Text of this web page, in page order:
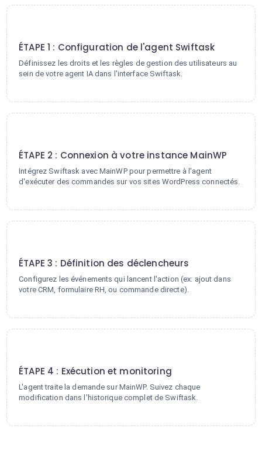
ÉTAPE 1 : Configuration de l'agent Swiftask
Définissez les droits et les règles de gestion des utilisateurs au
sein de votre agent IA dans l'interface Swiftask.
ÉTAPE 2 : Connexion à votre instance MainWP
Intégrez Swiftask avec MainWP pour permettre à l'agent
d'exécuter des commandes sur vos sites WordPress connectés.
ÉTAPE 3 : Définition des déclencheurs
Configurez les événements qui lancent l'action (ex: ajout dans
votre CRM, formulaire RH, ou commande directe).
ÉTAPE 4 : Exécution et monitoring
L'agent traite la demande sur MainWP. Suivez chaque
modification dans l'historique complet de Swiftask.